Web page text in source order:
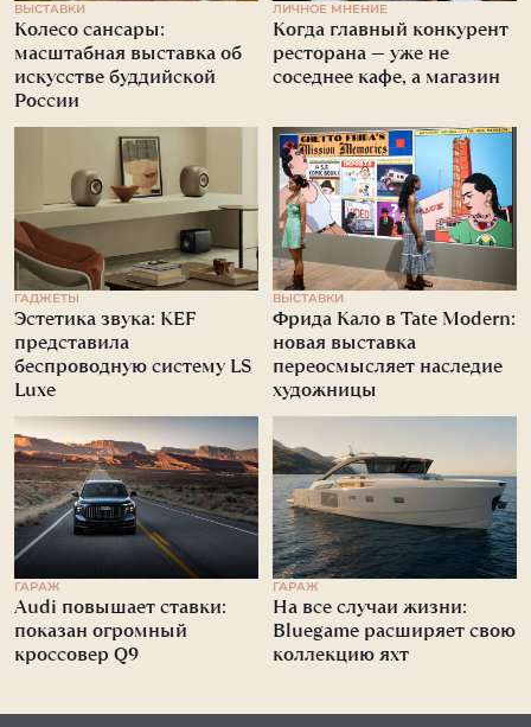
ВЫСТАВКИ
Колесо сансары:
масштабная выставка об
искусстве буддийской
России
ЛИЧНОЕ МНЕНИЕ
Когда главный конкурент
ресторана — уже не
соседнее кафе, а магазин
ГАДЖЕТЫ
Эстетика звука: KEF
представила
беспроводную систему LS
Luxe
ВЫСТАВКИ
Фрида Кало в Tate Modern:
новая выставка
переосмысляет наследие
художницы
ГАРАЖ
Audi повышает ставки:
показан огромный
кроссовер Q9
ГАРАЖ
На все случаи жизни:
Bluegame расширяет свою
коллекцию яхт